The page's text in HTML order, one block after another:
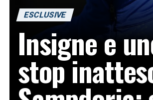
ESCLUSIVE
Insigne e
stop